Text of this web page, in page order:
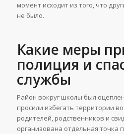
момент исходит из того, что
не было.
Какие меры
полиция и
службы
Район вокруг школы был
просили избегать территории
родителей, родственников и
организована отдельная точка